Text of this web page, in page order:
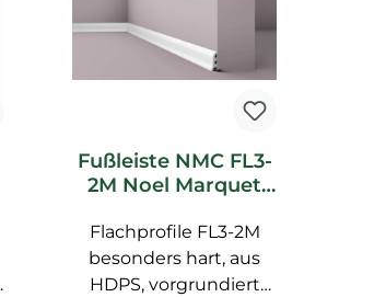
Fußleiste NMC FL3-
2M Noel Marquet
Flachprofile FL3-2M
besonders hart, aus
HDPS, vorgrundiert